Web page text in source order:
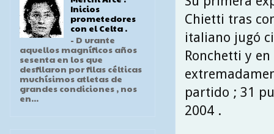
Chietti tras
italiano jugó
Ronchetti y
partido ; 31
2004 .
Inicios
prometedores
con el Celta .
- D urante
aquellos magníficos años
sesenta en los que
desfilaron por filas célticas
muchísimos atletas de
grandes condiciones , nos
en...